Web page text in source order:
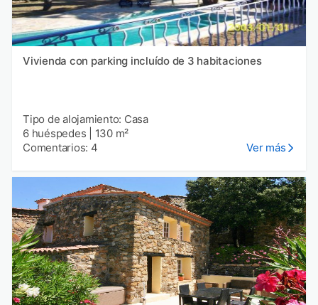
Vivienda con parking incluído de 3 habitaciones
Tipo de alojamiento: Casa
6 huéspedes
130 m²
Comentarios: 4
Ver más